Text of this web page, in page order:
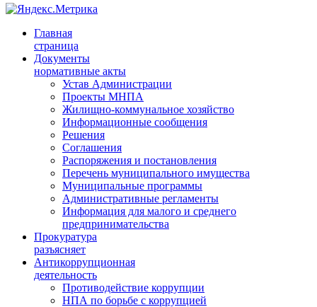
Главная
страница
Документы
нормативные акты
Устав Администрации
Проекты МНПА
Жилищно-коммунальное хозяйство
Информационные сообщения
Решения
Соглашения
Распоряжения и постановления
Перечень муниципального имущества
Муниципальные программы
Административные регламенты
Информация для малого и среднего
предпринимательства
Прокуратура
разъясняет
Антикоррупционная
деятельность
Противодействие коррупции
НПА по борьбе с коррупцией